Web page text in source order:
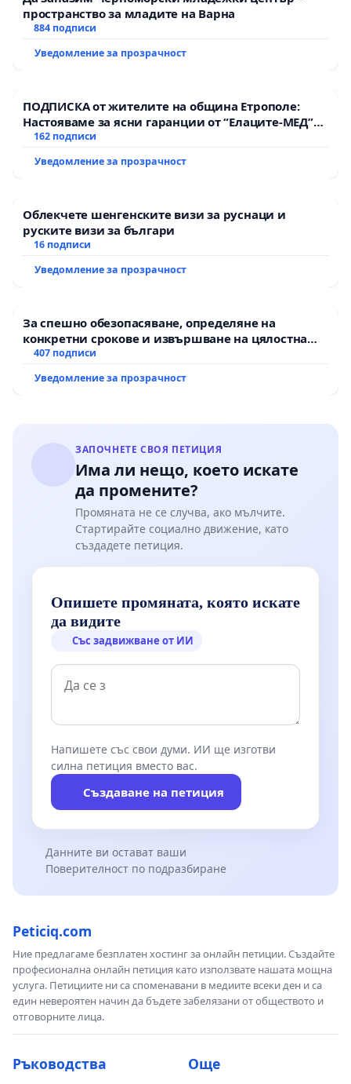
пространство за младите на Варна
884 подписи
Уведомление за прозрачност
ПОДПИСКА от жителите на община Етрополе:
Настояваме за ясни гаранции от “Елаците-МЕД”
АД и от държавата, че ще се изпълнят всички
162 подписи
Уведомление за прозрачност
Облекчете шенгенските визи за руснаци и
руските визи за българи
16 подписи
Уведомление за прозрачност
За спешно обезопасяване, определяне на
конкретни срокове и извършване на цялостна
рехабилитация на републиканския път между
Мирово - к.к. Момин проход
407 подписи
Уведомление за прозрачност
ЗАПОЧНЕТЕ СВОЯ ПЕТИЦИЯ
Има ли нещо, което искате
да промените?
Промяната не се случва, ако мълчите.
Стартирайте социално движение, като
създадете петиция.
Опишете промяната, която искате
да видите
Със задвижване от ИИ
Напишете със свои думи. ИИ ще изготви
силна петиция вместо вас.
Създаване на петиция
Данните ви остават ваши
Поверителност по подразбиране
Peticiq.com
Ние предлагаме безплатен хостинг за онлайн петиции. Създайте
професионална онлайн петиция като използвате нашата мощна
услуга. Петициите ни са споменавани в медиите всеки ден и са
един невероятен начин да бъдете забелязани от обществото и
отговорните лица.
Ръководства Още